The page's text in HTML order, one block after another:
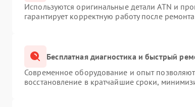
Используются оригинальные детали ATN и
гарантирует корректную работу после
Бесплатная диагностика и быстрый
Современное оборудование и опыт позволяют
восстановление в кратчайшие сроки,